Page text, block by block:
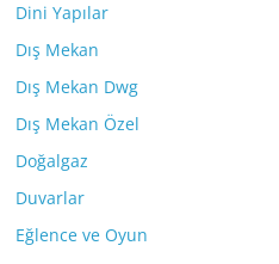
Dini Yapılar
Dış Mekan
Dış Mekan Dwg
Dış Mekan Özel
Doğalgaz
Duvarlar
Eğlence ve Oyun